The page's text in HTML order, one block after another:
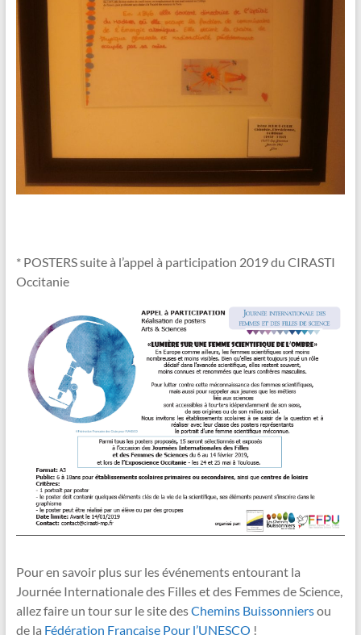
* POSTERS suite à l’appel à participation 2019 du CIRASTI
Occitanie
Pour en savoir plus sur les événements entourant la
Journée Internationale des Filles et des Femmes de Science,
allez faire un tour sur le site desChemins Buissonniersou
de la Fédération Française Pour l’UNESCO !